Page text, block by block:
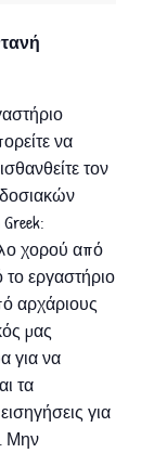
να
τον
χορού από
το εργαστήριο
αρχάριους
μας
για να
τα
για
Μην